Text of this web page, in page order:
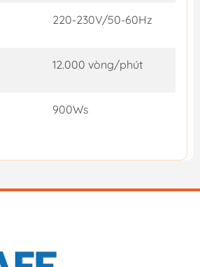
220-230V/50-60Hz
12.000 vòng/phút
900Ws